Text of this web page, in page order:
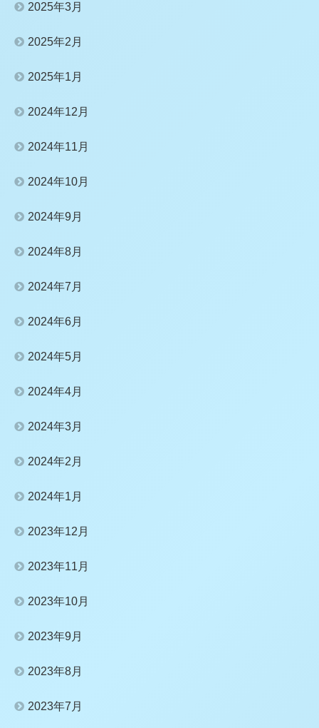
2025年3月
2025年2月
2025年1月
2024年12月
2024年11月
2024年10月
2024年9月
2024年8月
2024年7月
2024年6月
2024年5月
2024年4月
2024年3月
2024年2月
2024年1月
2023年12月
2023年11月
2023年10月
2023年9月
2023年8月
2023年7月